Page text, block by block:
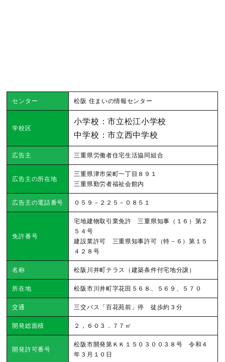
センター 松阪 住まいの情報センター
学校区
小学校：市立松江小学校
中学校：市立西中学校
広告主 三重県労働者住宅生活協同組合
広告主の所在地
三重県津市栄町一丁目８９１
三重県勤労者福祉会館内
広告主の電話番号 ０５９－２２５－０８５１
免許番号
宅地建物取引業免許 三重県知事（１６）第２
５４号
建設業許可 三重県知事許可（特－６）第１５
４２８号
名称 松阪川井町テラス（建築条件付宅地分譲）
所在地 松阪市川井町字花田５６８、５６９、５７０
交通 三交バス「百花苑前」停 徒歩約３分
開発総面積 ２，６０３．７７㎡
開発許可番号
松阪市開発第ＫＫ１５０３００３８号 令和４
年３月１０日